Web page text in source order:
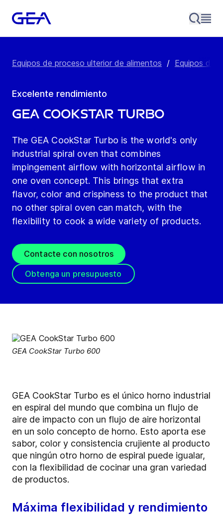
Equipos de proceso ulterior de alimentos / Equipos de
Excelente rendimiento
GEA CookStar Turbo
The GEA CookStar Turbo is the world's only
industrial spiral oven that combines
impingement airflow with horizontal airflow in
one oven concept. This brings that extra
flavor, color and crispiness to the product that
no other spiral oven can match, with the
flexibility to cook a wide variety of products.
Contacte con nosotros
Obtenga un presupuesto
GEA CookStar Turbo 600
GEA CookStar Turbo es el único horno industrial
en espiral del mundo que combina un flujo de
aire de impacto con un flujo de aire horizontal
en un solo concepto de horno. Esto aporta ese
sabor, color y consistencia crujiente al producto
que ningún otro horno de espiral puede igualar,
con la flexibilidad de cocinar una gran variedad
de productos.
Máxima flexibilidad y rendimiento